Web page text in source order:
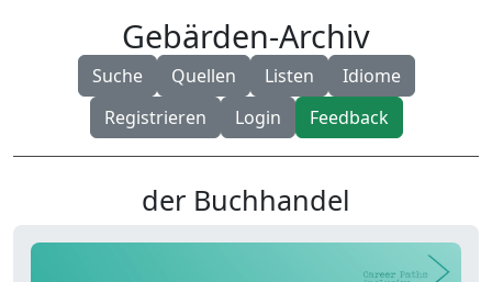
Gebärden-Archiv
Suche Quellen Listen
Idiome
Registrieren
Login Feedback
der Buchhandel